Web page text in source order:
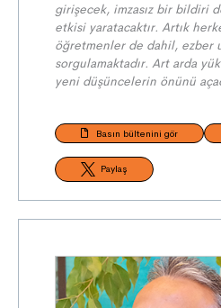
girişecek, imzasız bir bildiri
etkisi yaratacaktır. Artık
öğretmenler de dahil, ezber
sorgulamaktadır. Art arda
yeni düşüncelerin önünü
Basın bültenini gör
Paylaş